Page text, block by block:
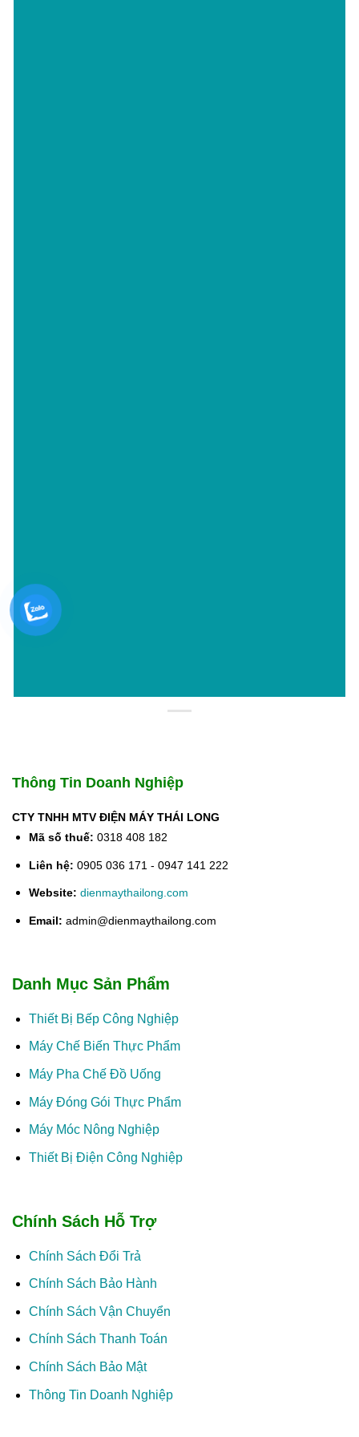
Thông Tin Doanh Nghiệp
CTY TNHH MTV ĐIỆN MÁY THÁI LONG
Mã số thuế: 0318 408 182
Liên hệ: 0905 036 171 - 0947 141 222
Website: dienmaythailong.com
Email: admin@dienmaythailong.com
Danh Mục Sản Phẩm
Thiết Bị Bếp Công Nghiệp
Máy Chế Biến Thực Phẩm
Máy Pha Chế Đồ Uống
Máy Đóng Gói Thực Phẩm
Máy Móc Nông Nghiệp
Thiết Bị Điện Công Nghiệp
Chính Sách Hỗ Trợ
Chính Sách Đổi Trả
Chính Sách Bảo Hành
Chính Sách Vận Chuyển
Chính Sách Thanh Toán
Chính Sách Bảo Mật
Thông Tin Doanh Nghiệp